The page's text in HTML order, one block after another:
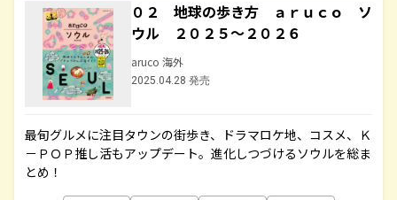
０２ 地球の歩き方 ａｒｕｃｏ ソ
ウル ２０２５～２０２６
aruco 海外
2025.04.28 発売
最旬グルメに注目タウンの街歩き、ドラマロケ地、コスメ、Ｋ
－ＰＯＰ推し活もアップデート。進化しつづけるソウルを総ま
とめ！